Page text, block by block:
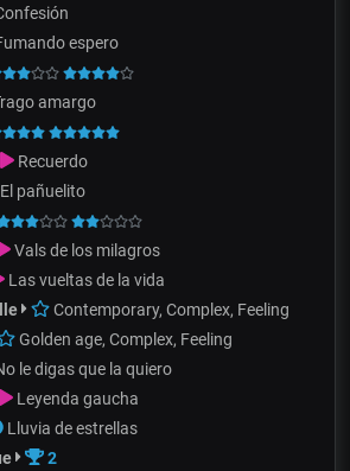
espero
amargo
Recuerdo
El pañuelito
Vals de los milagros
Las vueltas de la vida
Contemporary, Complex, Feeling
Golden age, Complex, Feeling
le digas que la quiero
Leyenda gaucha
Lluvia de estrellas
2